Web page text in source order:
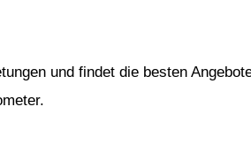
und findet die besten